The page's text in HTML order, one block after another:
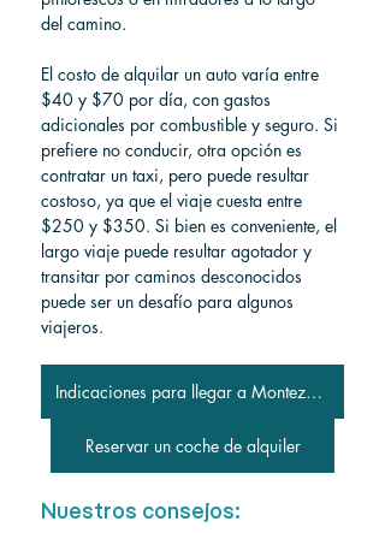
del camino.
El costo de alquilar un auto varía entre
$40 y $70 por día, con gastos
adicionales por combustible y seguro. Si
prefiere no conducir, otra opción es
contratar un taxi, pero puede resultar
costoso, ya que el viaje cuesta entre
$250 y $350. Si bien es conveniente, el
largo viaje puede resultar agotador y
transitar por caminos desconocidos
puede ser un desafío para algunos
viajeros.
Indicaciones para llegar a Montezuma
Reservar un coche de alquiler
Nuestros consejos: